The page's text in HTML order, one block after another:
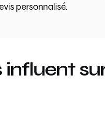
personnalisé.